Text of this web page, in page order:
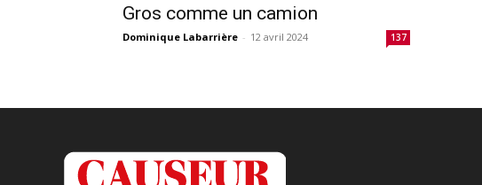
Gros comme un camion
Dominique Labarrière - 12 avril 2024 137